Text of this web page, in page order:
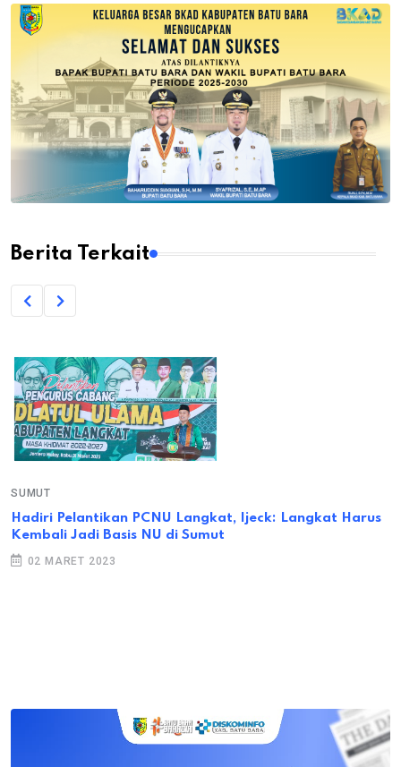
Berita Terkait
SUMUT
Hadiri Pelantikan PCNU Langkat, Ijeck: Langkat Harus
Kembali Jadi Basis NU di Sumut
02 MARET 2023